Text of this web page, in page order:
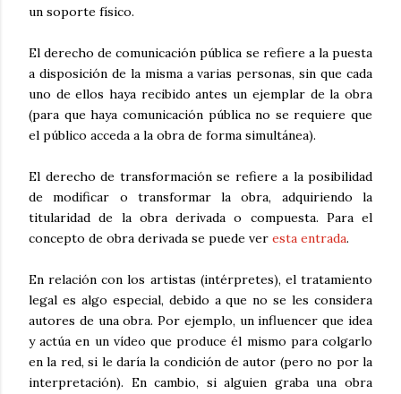
un soporte físico.
El derecho de comunicación pública se refiere a la puesta
a disposición de la misma a varias personas, sin que cada
uno de ellos haya recibido antes un ejemplar de la obra
(para que haya comunicación pública no se requiere que
el público acceda a la obra de forma simultánea).
El derecho de transformación se refiere a la posibilidad
de modificar o transformar la obra, adquiriendo la
titularidad de la obra derivada o compuesta. Para el
concepto de obra derivada se puede ver esta entrada.
En relación con los artistas (intérpretes), el tratamiento
legal es algo especial, debido a que no se les considera
autores de una obra. Por ejemplo, un influencer que idea
y actúa en un vídeo que produce él mismo para colgarlo
en la red, si le daría la condición de autor (pero no por la
interpretación). En cambio, si alguien graba una obra